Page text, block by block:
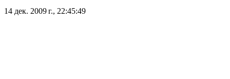
14 дек. 2009 г., 22:45:49